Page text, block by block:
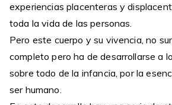
experiencias placenteras y
toda la vida de las personas.
Pero este cuerpo y su vivencia, no
completo pero ha de desarrollarse a
sobre todo de la infancia, por la
ser humano.